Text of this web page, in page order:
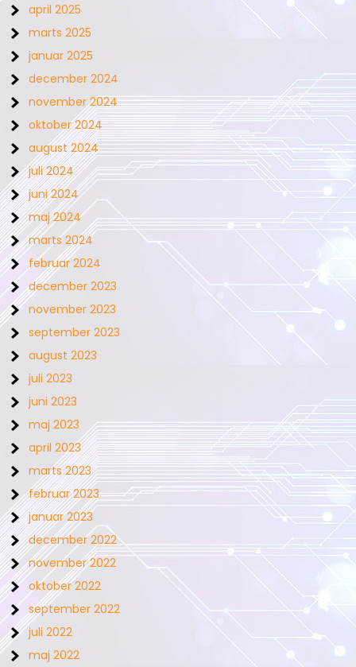
april 2025
marts 2025
januar 2025
december 2024
november 2024
oktober 2024
august 2024
juli 2024
juni 2024
maj 2024
marts 2024
februar 2024
december 2023
november 2023
september 2023
august 2023
juli 2023
juni 2023
maj 2023
april 2023
marts 2023
februar 2023
januar 2023
december 2022
november 2022
oktober 2022
september 2022
juli 2022
maj 2022